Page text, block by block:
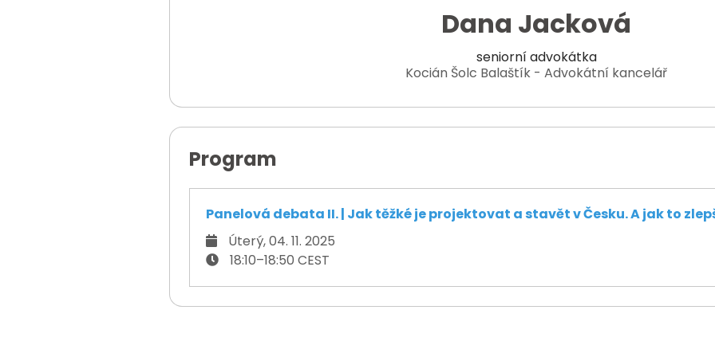
Dana Jacková
seniorní advokátka
Kocián Šolc Balaštík - Advokátní kancelář
Program
Panelová debata II. | Jak těžké je projektovat a stavět v Česku. A jak to
Úterý, 04. 11. 2025
18:10–18:50 CEST